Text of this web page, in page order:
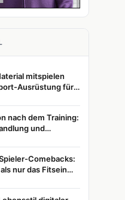
mitspielen
Ausrüstung für
nach dem Training:
und
Comebacks:
nur das Fitsein